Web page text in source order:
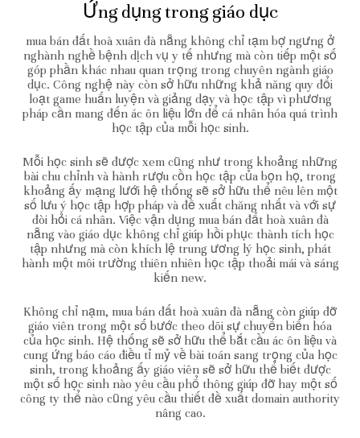
Ứng dụng trong giáo dục
mua bán đất hoà xuân đà nẵng không chỉ tạm bợ ngưng ở
nghành nghề bệnh dịch vụ y tế nhưng mà còn tiếp một số
góp phần khác nhau quan trọng trong chuyên ngành giáo
dục. Công nghệ này còn sở hữu những khả năng quy đổi
loạt game huấn luyện và giảng dạy và học tập vì phương
pháp cần mang đến ác ôn liệu lớn để cá nhân hóa quá trình
học tập của mỗi học sinh.
Mỗi học sinh sẽ được xem cũng như trong khoảng những
bài chu chỉnh và hành rượu cồn học tập của bọn họ, trong
khoảng ấy mạng lưới hệ thống sẽ sở hữu thể nêu lên một
số lưu ý học tập hợp pháp và đề xuất chăng nhất và với sự
đòi hỏi cá nhân. Việc vận dụng mua bán đất hoà xuân đà
nẵng vào giáo dục không chỉ giúp hồi phục thành tích học
tập nhưng mà còn khích lệ trung ương lý học sinh, phát
hành một môi trường thiên nhiên học tập thoải mái và sáng
kiến new.
Không chỉ nạm, mua bán đất hoà xuân đà nẵng còn giúp đỡ
giáo viên trong một số bước theo dõi sự chuyển biến hóa
của học sinh. Hệ thống sẽ sở hữu thể bắt cầu ác ôn liệu và
cung ứng báo cáo điều tỉ mỷ về bài toán sang trọng của học
sinh, trong khoảng ấy giáo viên sẽ sở hữu thể biết được
một số học sinh nào yêu cầu phổ thông giúp đỡ hay một số
công ty thể nào cũng yêu cầu thiết đề xuất domain authority
nâng cao.